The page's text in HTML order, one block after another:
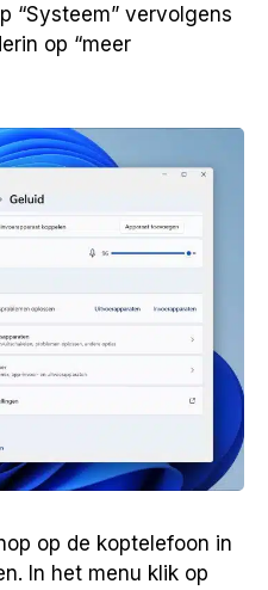
“Systeem” vervolgens
op “meer
op de koptelefoon in
In het menu klik op